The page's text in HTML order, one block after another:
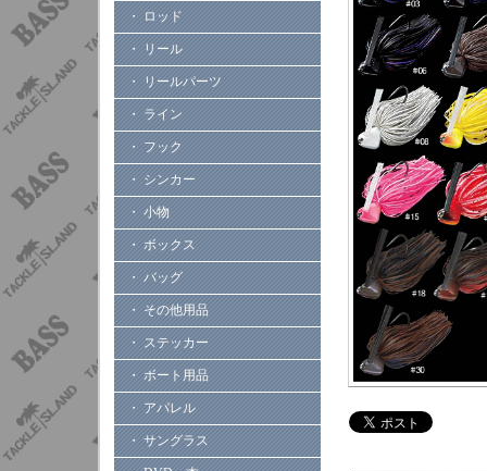
・ ロッド
・ リール
・ リールパーツ
・ ライン
・ フック
・ シンカー
・ 小物
・ ボックス
・ バッグ
・ その他用品
・ ステッカー
・ ボート用品
・ アパレル
・ サングラス